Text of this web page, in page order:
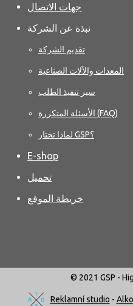
جهات الاتصال
نبذة عن الشركة
تقديم الشركة
المعدات والآلات الصناعية
سير تنفيذ الطلب
الأسئلة المتكررة (FAQ)
لماذا تختار GSP؟
E-shop
تحميل
خريطة الموقع
© 2021 GSP -
Reklamní studio -